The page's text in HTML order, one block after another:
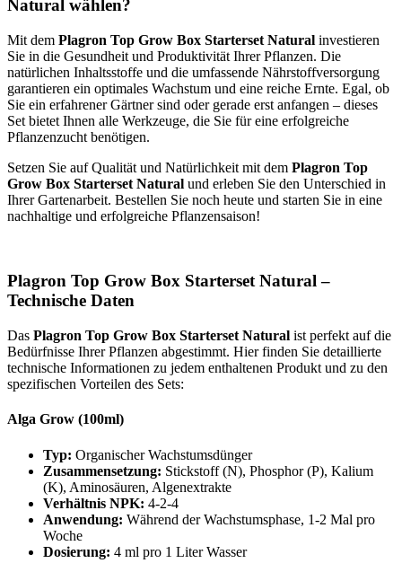
Natural wählen?
Mit dem Plagron Top Grow Box Starterset Natural investieren
Sie in die Gesundheit und Produktivität Ihrer Pflanzen. Die
natürlichen Inhaltsstoffe und die umfassende Nährstoffversorgung
garantieren ein optimales Wachstum und eine reiche Ernte. Egal, ob
Sie ein erfahrener Gärtner sind oder gerade erst anfangen – dieses
Set bietet Ihnen alle Werkzeuge, die Sie für eine erfolgreiche
Pflanzenzucht benötigen.
Setzen Sie auf Qualität und Natürlichkeit mit dem Plagron Top
Grow Box Starterset Natural und erleben Sie den Unterschied in
Ihrer Gartenarbeit. Bestellen Sie noch heute und starten Sie in eine
nachhaltige und erfolgreiche Pflanzensaison!
Plagron Top Grow Box Starterset Natural –
Technische Daten
Das Plagron Top Grow Box Starterset Natural ist perfekt auf die
Bedürfnisse Ihrer Pflanzen abgestimmt. Hier finden Sie detaillierte
technische Informationen zu jedem enthaltenen Produkt und zu den
spezifischen Vorteilen des Sets:
Alga Grow (100ml)
Typ: Organischer Wachstumsdünger
Zusammensetzung: Stickstoff (N), Phosphor (P), Kalium
(K), Aminosäuren, Algenextrakte
Verhältnis NPK: 4-2-4
Anwendung: Während der Wachstumsphase, 1-2 Mal pro
Woche
Dosierung: 4 ml pro 1 Liter Wasser